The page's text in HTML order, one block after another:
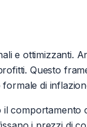
e ottimizzanti.
Questo
di
comportamento